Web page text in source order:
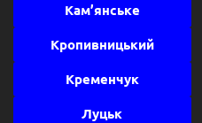
Кам’янське
Кропивницький
Кременчук
Луцьк